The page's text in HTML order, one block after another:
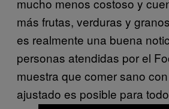
más frutas, verduras y
es realmente una buena
personas atendidas por el
muestra que comer sano
ajustado es posible para